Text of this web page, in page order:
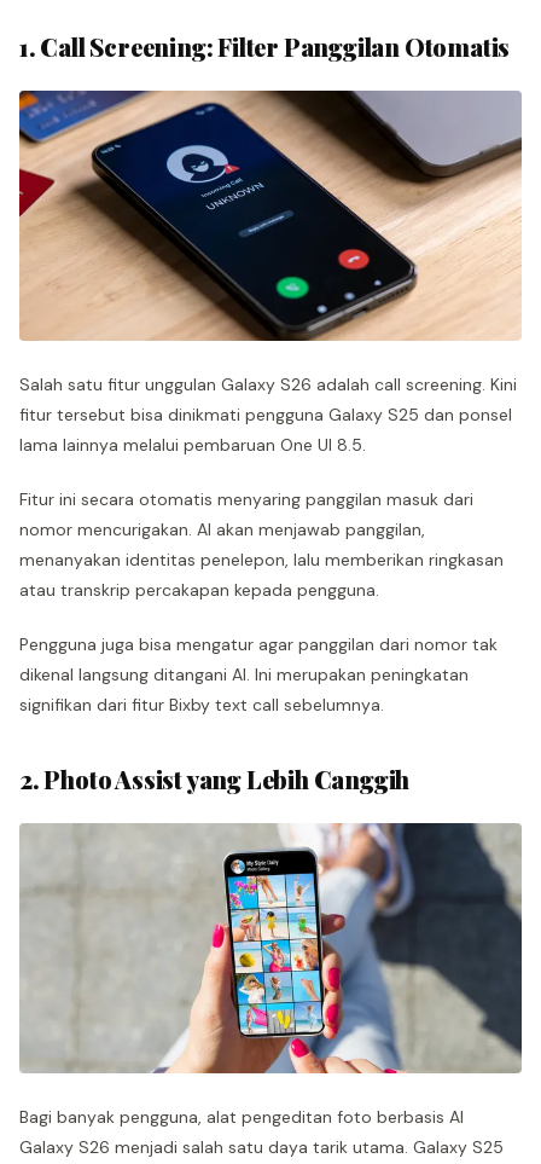
1. Call Screening: Filter Panggilan Otomatis
Salah satu fitur unggulan Galaxy S26 adalah call screening. Kini
fitur tersebut bisa dinikmati pengguna Galaxy S25 dan ponsel
lama lainnya melalui pembaruan One UI 8.5.
Fitur ini secara otomatis menyaring panggilan masuk dari
nomor mencurigakan. AI akan menjawab panggilan,
menanyakan identitas penelepon, lalu memberikan ringkasan
atau transkrip percakapan kepada pengguna.
Pengguna juga bisa mengatur agar panggilan dari nomor tak
dikenal langsung ditangani AI. Ini merupakan peningkatan
signifikan dari fitur Bixby text call sebelumnya.
2. Photo Assist yang Lebih Canggih
Bagi banyak pengguna, alat pengeditan foto berbasis AI
Galaxy S26 menjadi salah satu daya tarik utama. Galaxy S25